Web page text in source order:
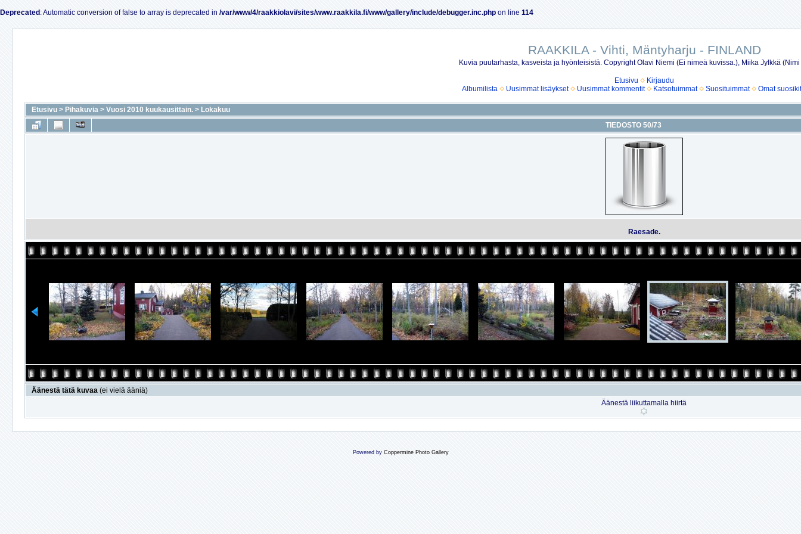
Deprecated : Automatic conversion of false to array is deprecated in /var/www/4/raakkiolavi/sites/www.raakkila.fi/www/gallery/include/debugger.inc.php on line 114
RAAKKILA - Vihti, Mäntyharju - FINLAND
Kuvia puutarhasta, kasveista ja hyönteisistä. Copyright Olavi Niemi (Ei nimeä kuvissa.), Miika Jylkkä
Etusivu
Kirjaudu
Albumilista
Uusimmat lisäykset Uusimmat kommentit Katsotuimmat Suosituimmat Omat suosikit
Etusivu > Pihakuvia > Vuosi 2010 kuukausittain. > Lokakuu
TIEDOSTO 50/73
Raesade.
Äänestä tätä kuvaa (ei vielä ääniä)
Äänestä liikuttamalla hiirtä
Powered by Coppermine Photo Gallery